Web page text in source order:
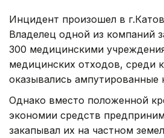
Инцидент произошел в
Владелец одной из компаний
300 медицинскими
медицинских отходов, среди
оказывались ампутированные
Однако вместо положенной
экономии средств
закапывал их на частном